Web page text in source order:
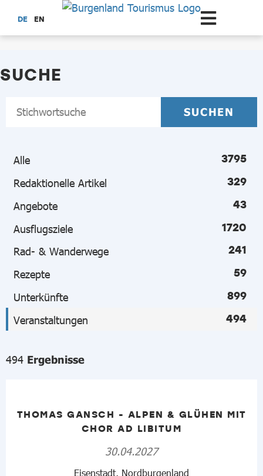
Zum Hauptinhalt springen
DE EN
SUCHE
494 Ergebnisse
THOMAS GANSCH - ALPEN & GLÜHEN MIT
CHOR AD LIBITUM
30.04.2027
Eisenstadt, Nordburgenland
Alle 3795
Redaktionelle Artikel 329
Angebote 43
Ausflugsziele 1720
Rad- & Wanderwege 241
Rezepte 59
Unterkünfte 899
Veranstaltungen 494